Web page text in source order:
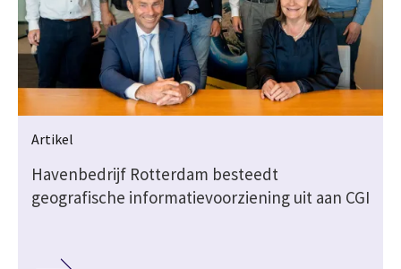
Artikel
Havenbedrijf Rotterdam besteedt
geografische informatievoorziening uit aan CGI